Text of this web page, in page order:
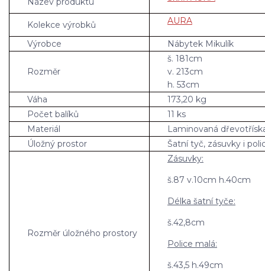
Kolekce výrobků AURA
Výrobce Nábytek Mikulík
Rozměr
š. 181cm
v. 213cm
h. 53cm
Váha
173,20 kg
Počet balíků
11 ks
Materiál
Laminovaná
Úložný prostor
Šatní tyč, zásuvky i
Rozměr úložného prostory
Zásuvky:
š.87 v.10cm h.40cm
Délka šatní tyče:
š.42,8cm
Police malá:
š.43,5 h.49cm